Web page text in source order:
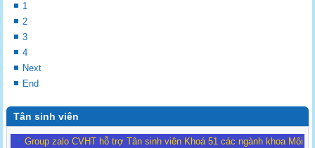
1
2
3
4
Next
End
Tân sinh viên
Group zalo CVHT hỗ trợ Tân sinh viên Khoá 51 các ngành khoa Môi